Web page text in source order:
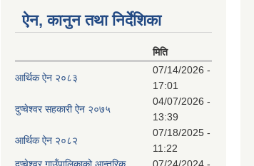
ऐन, कानुन तथा निर्देशिका
मिति
आर्थिक ऐन २०८३
07/14/2026 -
17:01
दुप्चेश्वर सहकारी ऐन २०७५
04/07/2026 -
13:39
आर्थिक ऐन २०८२
07/18/2025 -
11:22